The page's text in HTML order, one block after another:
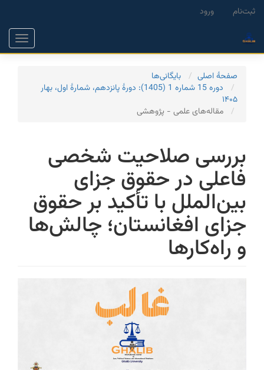
Main
Navigation
Sidebar
ثبت‌نام ورود
صفحۀ اصلی
بایگانی‌ها
دوره 15 شماره 1 (1405): دورۀ پانزدهم، شمارۀ اول، بهار
۱۴۰۵
مقاله‌های علمی - پژوهشی
بررسی صلاحیت شخصی
فاعلی در حقوق جزای
بین‌الملل با تأکید بر حقوق
جزای افغانستان؛ چالش‌ها
و راه‌کارها
Article